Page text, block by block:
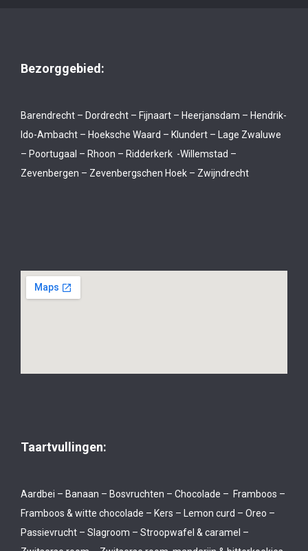
Bezorggebied:
Barendrecht – Dordrecht – Fijnaart – Heerjansdam – Hendrik-
Ido-Ambacht – Hoeksche Waard – Klundert – Lage Zwaluwe
– Poortugaal – Rhoon – Ridderkerk -Willemstad –
Zevenbergen – Zevenbergschen Hoek – Zwijndrecht
Taartvullingen:
Aardbei – Banaan – Bosvruchten – Chocolade – Framboos –
Framboos & witte chocolade – Kers – Lemon curd – Oreo –
Passievrucht – Slagroom – Stroopwafel & caramel –